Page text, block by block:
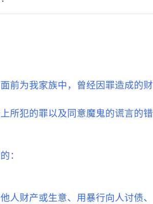
前为我家族中，曾经因罪造成的财
所犯的罪以及同意魔鬼的谎言的错
：
人财产或生意、用暴行向人讨债、